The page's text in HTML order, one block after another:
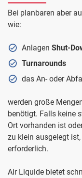
Bei planbaren aber
wie:
Anlagen Shut-
Turnarounds
das An- oder
werden große
benötigt. Falls keine
Ort vorhanden ist
zu klein ausgelegt
erforderlich.
Air Liquide bietet